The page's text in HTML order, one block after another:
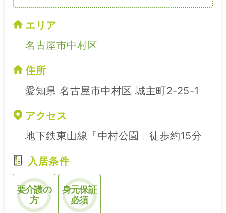
エリア
名古屋市中村区
住所
愛知県 名古屋市中村区 城主町2-25-1
アクセス
地下鉄東山線「中村公園」徒歩約15分
入居条件
要介護の
方
身元保証
必須